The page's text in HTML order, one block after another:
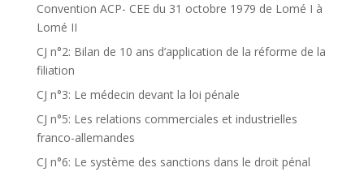
Convention ACP- CEE du 31 octobre 1979 de Lomé I à
Lomé II
CJ n°2: Bilan de 10 ans d’application de la réforme de la
filiation
CJ n°3: Le médecin devant la loi pénale
CJ n°5: Les relations commerciales et industrielles
franco-allemandes
CJ n°6: Le système des sanctions dans le droit pénal